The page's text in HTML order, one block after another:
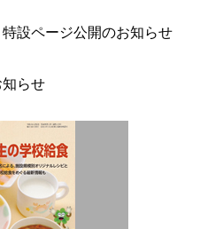
設ページ公開のお知らせ
らせ